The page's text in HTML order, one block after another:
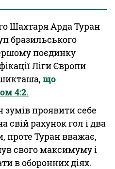
Шахтаря Арда Туран
бразильського
поєдинку
Ліги Європи
що
4:2.
зумів проявити себе
свій рахунок гол і два
проте Туран вважає,
свого максимуму і
в оборонних діях.